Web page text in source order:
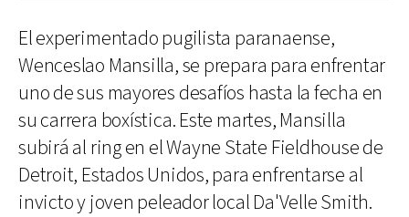
El experimentado pugilista paranaense,
Wenceslao Mansilla, se prepara para enfrentar
uno de sus mayores desafíos hasta la fecha en
su carrera boxística. Este martes, Mansilla
subirá al ring en el Wayne State Fieldhouse de
Detroit, Estados Unidos, para enfrentarse al
invicto y joven peleador local Da'Velle Smith.